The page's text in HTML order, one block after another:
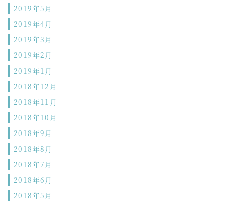
2019年5月
2019年4月
2019年3月
2019年2月
2019年1月
2018年12月
2018年11月
2018年10月
2018年9月
2018年8月
2018年7月
2018年6月
2018年5月